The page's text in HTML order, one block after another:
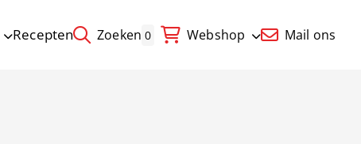
Recepten Zoeken 0 Webshop Mail ons